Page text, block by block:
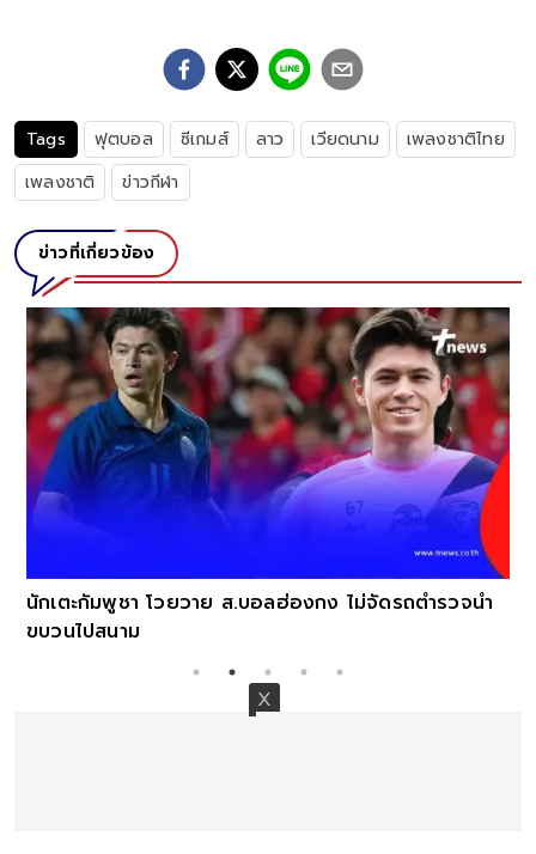
Tags ฟุตบอล ซีเกมส์ ลาว เวียดนาม
เพลงชาติไทย
เพลงชาติ
ข่าวกีฬา
ข่าวที่เกี่ยวข้อง
นักเตะกัมพูชา โวยวาย ส.บอลฮ่องกง ไม่จัดรถตำรวจนำ
ขบวนไปสนาม